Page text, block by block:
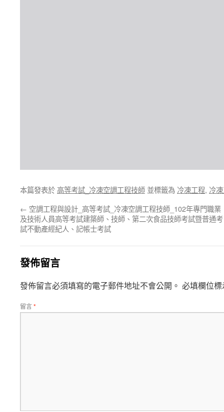
本篇發表於 高等考試_冷凍空調工程技師 並標籤為 冷凍工程, 冷
← 空調工程與設計_高等考試_冷凍空調工程技師_102年專門職業
及技術人員高等考試建築師、技師、第二次食品技師考試暨普通考
試不動產經紀人、記帳士考試
發佈留言
發佈留言必須填寫的電子郵件地址不會公開。 必填欄位
留言*